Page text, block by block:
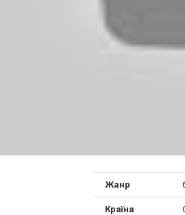
Жанр
Країна